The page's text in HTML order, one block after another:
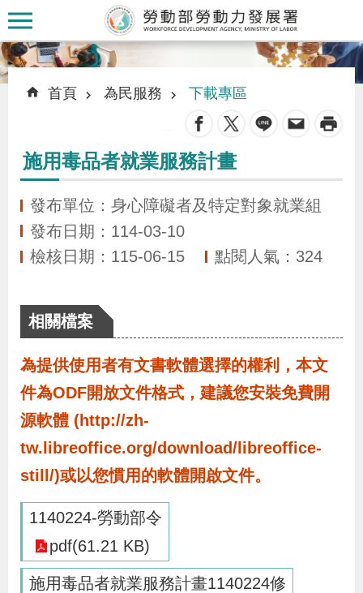
跳到主要內容區塊
認
識
本
署
息
布
為
民
服
務
:::
::: 首頁 為民服務 下載專區
施用毒品者就業服務計畫
發布單位：身心障礙者及特定對象就業組
發布日期：114-03-10
檢核日期：115-06-15
點閱人氣：324
相關檔案
為提供使用者有文書軟體選擇的權利，本文
件為ODF開放文件格式，建議您安裝免費開
源軟體 (http://zh-
tw.libreoffice.org/download/libreoffice-
still/)或以您慣用的軟體開啟文件。
1140224-勞動部令
pdf(61.21 KB)
施用毒品者就業服務計畫1140224修